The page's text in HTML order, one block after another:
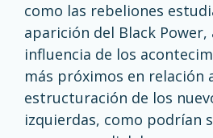
como las rebeliones
aparición del Black Power,
influencia de los
más próximos en relación
estructuración de los
izquierdas, como podrían